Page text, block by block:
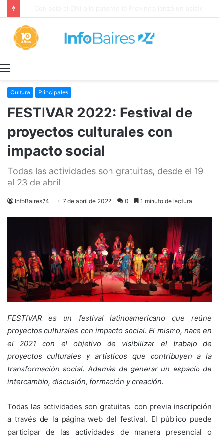
Cultura Principales
FESTIVAR 2022: Festival de
proyectos culturales con
impacto social
Todas las actividades son gratuitas, desde el 19
al 23 de abril
InfoBaires24 7 de abril de 2022 0 1 minuto de lectura
FESTIVAR es un festival latinoamericano que reúne
proyectos culturales con impacto social. El mismo, nace en
el 2021 con el objetivo de visibilizar el trabajo de
proyectos culturales y artísticos que contribuyen a la
transformación social. Además de generar un espacio de
intercambio, discusión, formación y creación.
Todas las actividades son gratuitas, con previa inscripción
a través de la página web del festival. El público puede
participar de las actividades de manera presencial o